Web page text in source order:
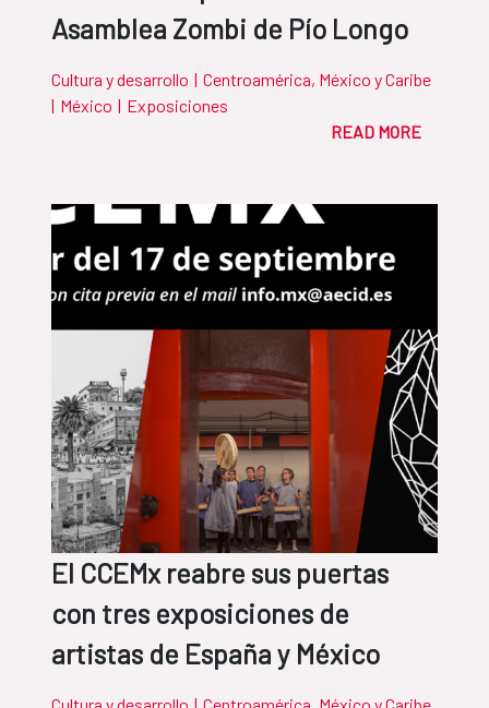
Asamblea Zombi de Pío Longo
Cultura y desarrollo | Centroamérica, México y Caribe
| México | Exposiciones
READ MORE
El CCEMx reabre sus puertas
con tres exposiciones de
artistas de España y México